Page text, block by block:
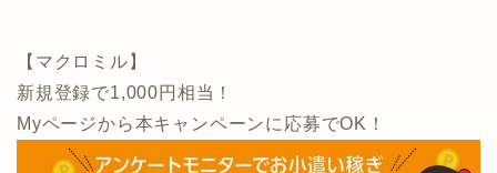
【マクロミル】
新規登録で1,000円相当！
Myページから本キャンペーンに応募でOK！